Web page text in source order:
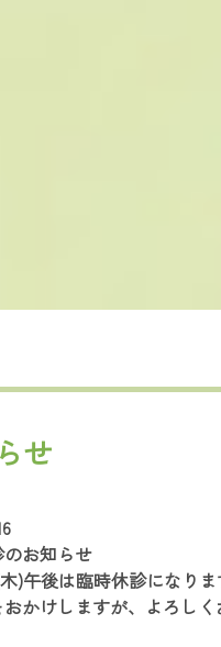
せ
お知らせ
)午後は臨時休診になりま
おかけしますが、よろし